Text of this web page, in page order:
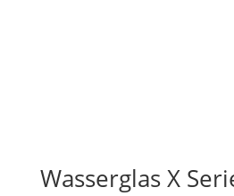
Wasserglas X